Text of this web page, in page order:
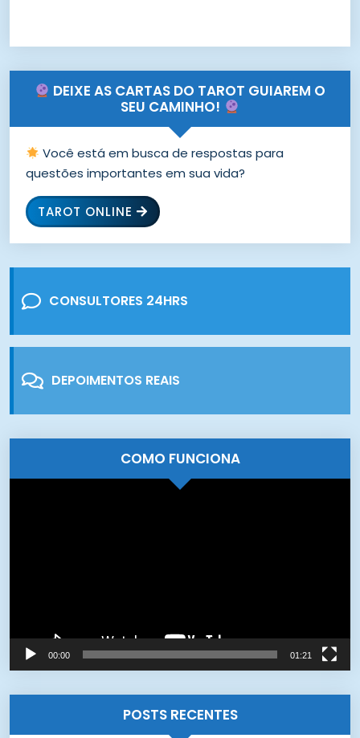
DEIXE AS CARTAS DO TAROT GUIAREM O
SEU CAMINHO!
Você está em busca de respostas para
questões importantes em sua vida?
TAROT ONLINE
CONSULTORES 24HRS
DEPOIMENTOS REAIS
COMO FUNCIONA
00:00 01:21
POSTS RECENTES